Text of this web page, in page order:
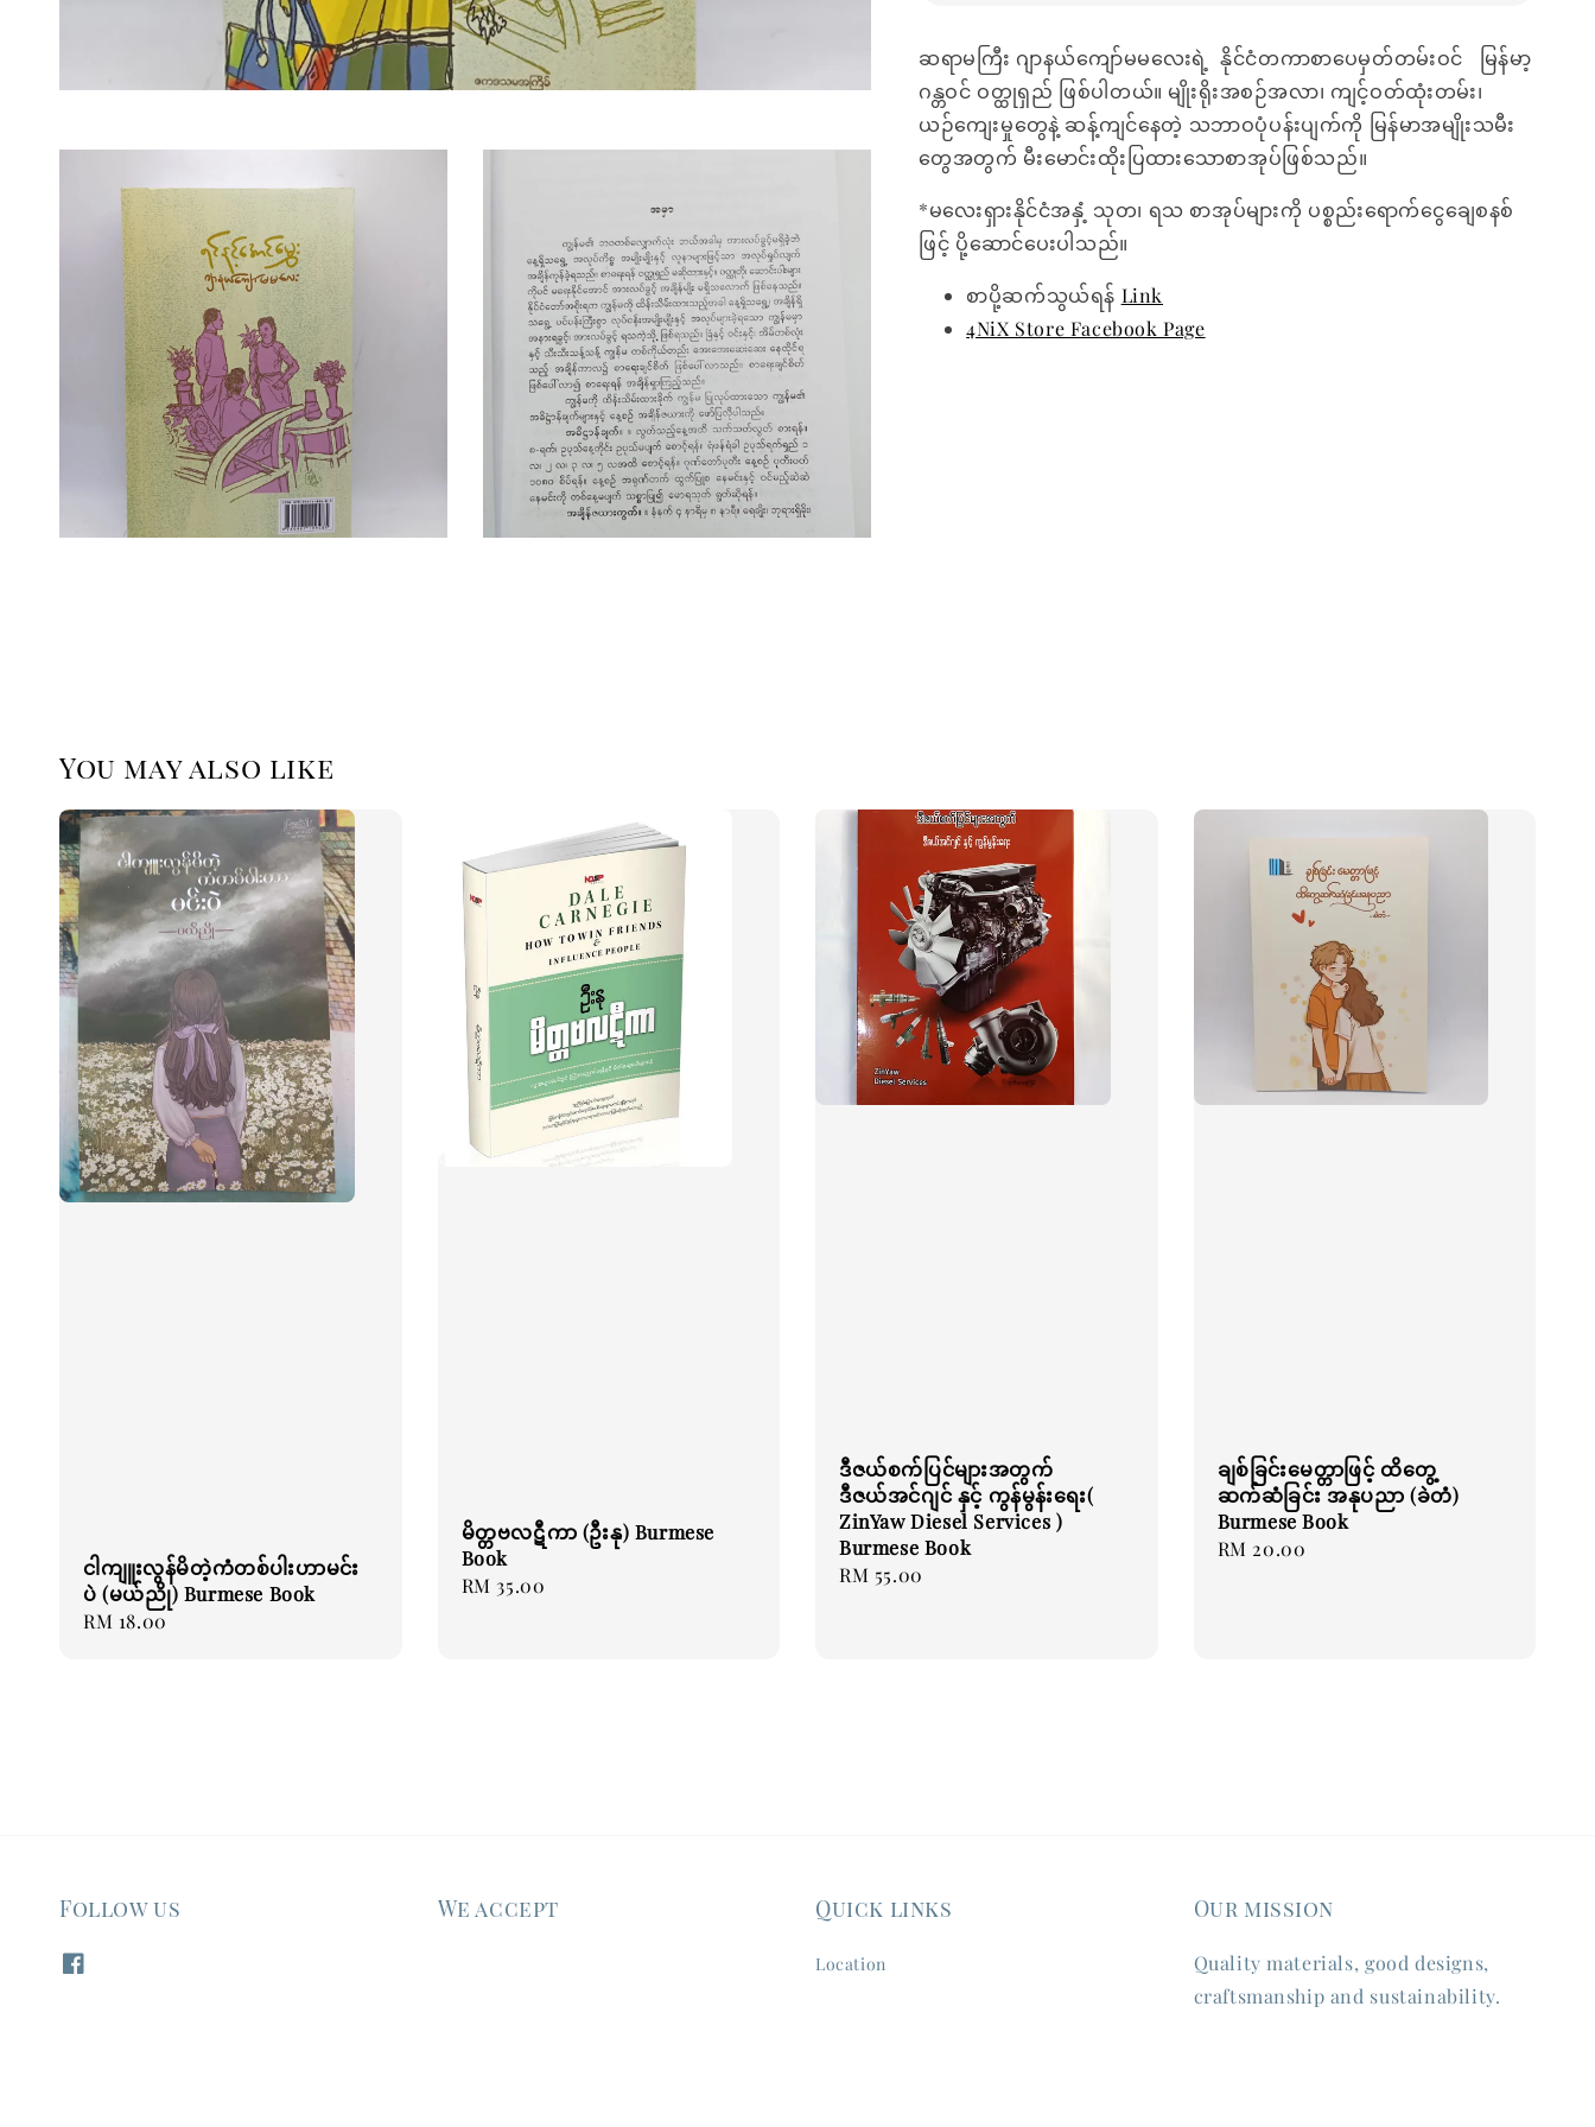
ဆရာမကြီး ဂျာနယ်ကျော်မမလေးရဲ့ နိုင်ငံတကာစာပေမှတ်တမ်းဝင် မြန်မာ့
ဂန္တဝင် ဝတ္ထုရှည် ဖြစ်ပါတယ်။ မျိုးရိုးအစဉ်အလာ၊ ကျင့်ဝတ်ထုံးတမ်း၊
ယဉ်ကျေးမှုတွေနဲ့ ဆန့်ကျင်နေတဲ့ သဘာဝပုံပန်းပျက်ကို မြန်မာအမျိုးသမီး
တွေအတွက် မီးမောင်းထိုးပြထားသောစာအုပ်ဖြစ်သည်။
*မလေးရှားနိုင်ငံအနှံ့ သုတ၊ ရသ စာအုပ်များကို ပစ္စည်းရောက်ငွေချေစနစ်
ဖြင့် ပို့ဆောင်ပေးပါသည်။
စာပို့ဆက်သွယ်ရန် Link
4NiX Store Facebook Page
You may also like
ငါကျူးလွန်မိတဲ့ကံတစ်ပါးဟာမင်း
ပဲ (မယ်ညို) Burmese Book
Regular
RM 18.00
မိတ္တဗလဋီကာ (ဦးနု) Burmese
Book
Regular
RM 35.00
ဒီဇယ်စက်ပြင်များအတွက်
ဒီဇယ်အင်ဂျင် နှင့် ကွန်မွန်းရေး(
ZinYaw Diesel Services )
Burmese Book
Regular
RM 55.00
ချစ်ခြင်းမေတ္တာဖြင့် ထိတွေ့
ဆက်ဆံခြင်း အနုပညာ (ခဲတံ)
Burmese Book
Regular
RM 20.00
Follow us We accept Quick links
Location
Our mission
Quality materials, good designs,
craftsmanship and sustainability.